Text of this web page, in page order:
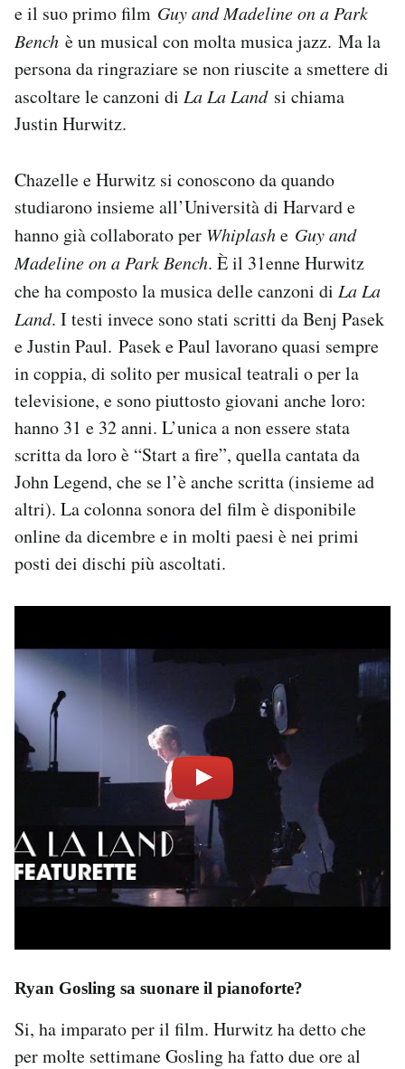
e il suo primo film Guy and Madeline on a Park
Bench è un musical con molta musica jazz. Ma la
persona da ringraziare se non riuscite a smettere di
ascoltare le canzoni di La La Landsi chiama
Justin Hurwitz.
Chazelle e Hurwitz si conoscono da quando
studiarono insieme all’Università di Harvard e
hanno già collaborato per Whiplashe Guy and
Madeline on a Park Bench. È il 31enne Hurwitz
che ha composto la musica delle canzoni di La La
Land. I testi invece sono stati scritti da Benj Pasek
e Justin Paul. Pasek e Paul lavorano quasi sempre
in coppia, di solito per musical teatrali o per la
televisione, e sono piuttosto giovani anche loro:
hanno 31 e 32 anni. L’unica a non essere stata
scritta da loro è “Start a fire”, quella cantata da
John Legend, che se l’è anche scritta (insieme ad
altri). La colonna sonora del film è disponibile
online da dicembre e in molti paesi è nei primi
posti dei dischi più ascoltati.
Ryan Gosling sa suonare il pianoforte?
Si, ha imparato per il film. Hurwitz ha detto che
per molte settimane Gosling ha fatto due ore al